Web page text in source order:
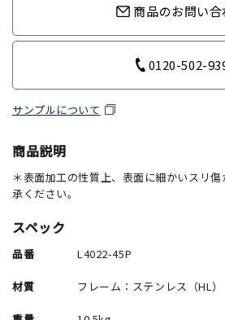
商品のお問い合
0120-502-
サンプルについて
商品説明
＊表面加工の性質上、表面に細かいスリ
承ください。
スペック
品番 L4022-45P
材質 フレーム：ステンレス（HL）